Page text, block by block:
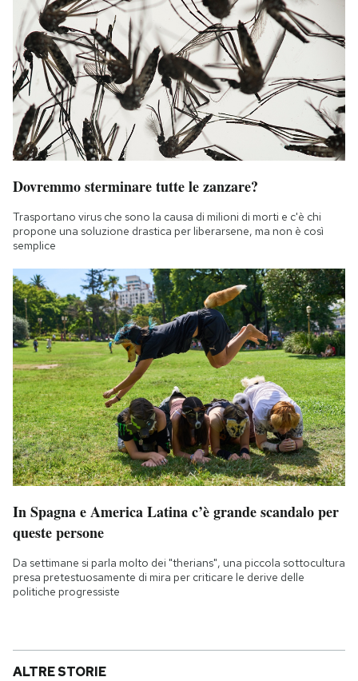
Dovremmo sterminare tutte le zanzare?
Trasportano virus che sono la causa di milioni di morti e c'è chi
propone una soluzione drastica per liberarsene, ma non è così
semplice
In Spagna e America Latina c’è grande scandalo per
queste persone
Da settimane si parla molto dei "therians", una piccola sottocultura
presa pretestuosamente di mira per criticare le derive delle
politiche progressiste
ALTRE STORIE